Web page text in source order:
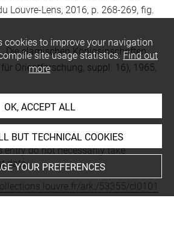
Louvre-Lens, 2016, p. 268-269, fig.
Die elamischen Königsinschriften
Orientforschung, suppl. 16), 1965,
entry do not necessarily take
data.
ark:/53355/cl0101
cookies to improve your navigation
site usage statistics. Find out
more
OK, ACCEPT ALL
BUT TECHNICAL COOKIES
YOUR PREFERENCES